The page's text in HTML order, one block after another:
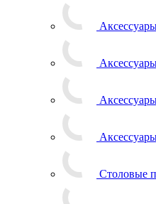
Столовые